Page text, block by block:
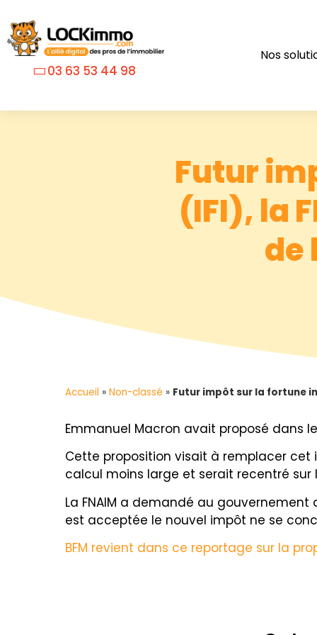
03 63 53 44 98
Nos
Futur
(IFI), la
de
Accueil » Non-classé » Futur impôt sur la fortune
Emmanuel Macron avait proposé dans
Cette proposition visait à remplacer
calcul moins large et serait recentré sur
La FNAIM a demandé au
est acceptée le nouvel impôt ne se
BFM revient dans ce reportage sur la